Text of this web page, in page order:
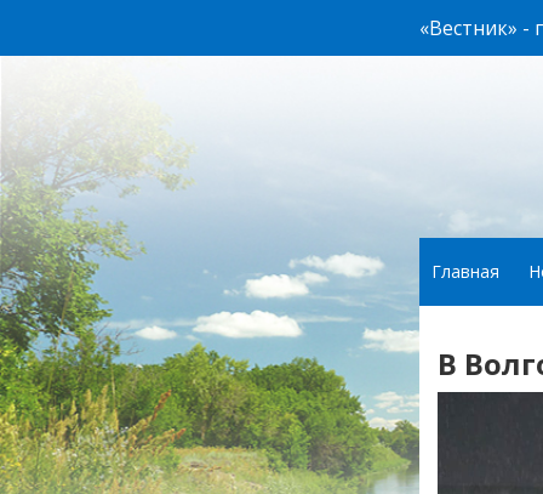
«Вестник» -
Главная
В